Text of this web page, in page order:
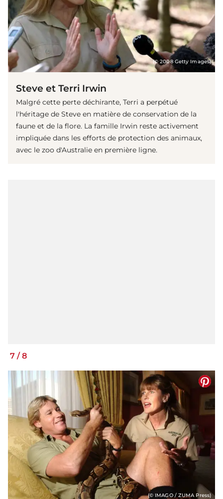
(© 2008 Getty Images)
Steve et Terri Irwin
Malgré cette perte déchirante, Terri a perpétué
l'héritage de Steve en matière de conservation de la
faune et de la flore. La famille Irwin reste activement
impliquée dans les efforts de protection des animaux,
avec le zoo d'Australie en première ligne.
7 /8
(© IMAGO / ZUMA Press)